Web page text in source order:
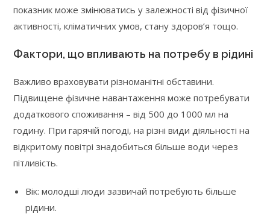
показник може змінюватись у залежності від фізичної
активності, кліматичних умов, стану здоров’я тощо.
Фактори, що впливають на потребу в рідині
Важливо враховувати різноманітні обставини.
Підвищене фізичне навантаження може потребувати
додаткового споживання – від 500 до 1000 мл на
годину. При гарячій погоді, на різні види діяльності на
відкритому повітрі знадобиться більше води через
пітливість.
Вік: молодші люди зазвичай потребують більше
рідини.